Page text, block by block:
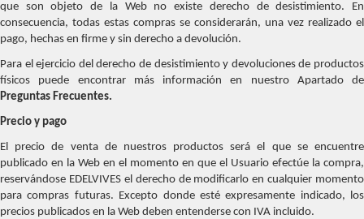
que son objeto de la Web no existe derecho de desistimiento. En
consecuencia, todas estas compras se considerarán, una vez realizado el
pago, hechas en firme y sin derecho a devolución.
Para el ejercicio del derecho de desistimiento y devoluciones de productos
físicos puede encontrar más información en nuestro Apartado de
Preguntas Frecuentes.
Precio y pago
El precio de venta de nuestros productos será el que se encuentre
publicado en la Web en el momento en que el Usuario efectúe la compra,
reservándose EDELVIVES el derecho de modificarlo en cualquier momento
para compras futuras. Excepto donde esté expresamente indicado, los
precios publicados en la Web deben entenderse con IVA incluido.